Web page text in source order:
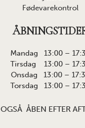
Fødevarekontrol
Mandag 13:00 –
Tirsdag 13:00 –
Onsdag 13:00 –
Torsdag 13:00 –
OGSÅ ÅBEN EFTER